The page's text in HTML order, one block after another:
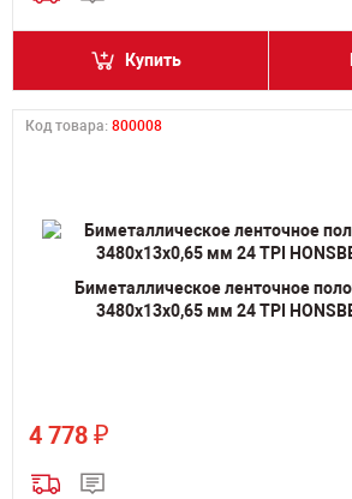
Купить
Код товара: 800008
Биметаллическое ленточное
3480х13х0,65 мм 24 TPI
4 778 ₽